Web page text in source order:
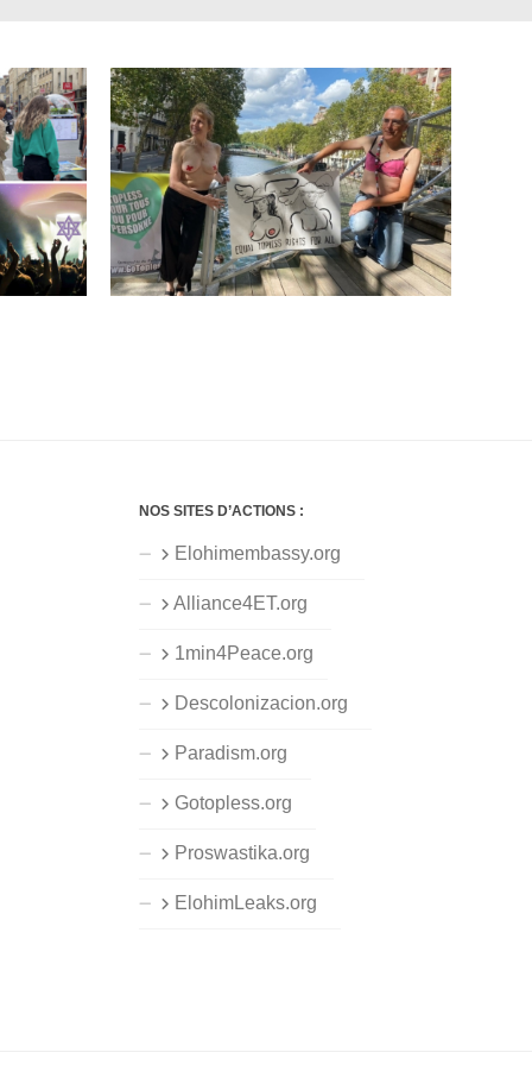
NOS SITES D’ACTIONS :
Elohimembassy.org
Alliance4ET.org
1min4Peace.org
Descolonizacion.org
Paradism.org
Gotopless.org
Proswastika.org
ElohimLeaks.org